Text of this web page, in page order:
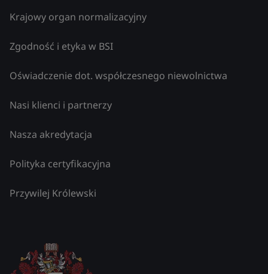
Krajowy organ normalizacyjny
Zgodność i etyka w BSI
Oświadczenie dot. współczesnego niewolnictwa
Nasi klienci i partnerzy
Nasza akredytacja
Polityka certyfikacyjna
Przywilej Królewski